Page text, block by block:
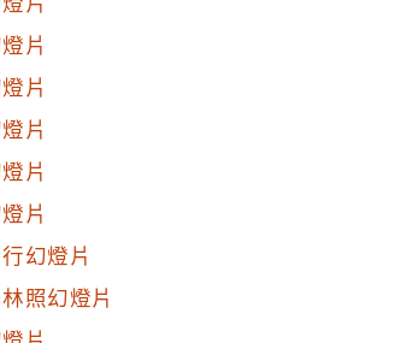
片
片
片
片
片
幻燈片
照幻燈片